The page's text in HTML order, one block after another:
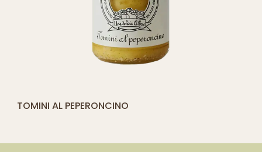
[yith_compare_button]
TOMINI AL PEPERONCINO